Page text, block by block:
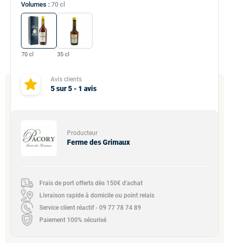
Avis clients
5sur5 - 1 avis
Volumes : 70 cl
70 cl 35 cl
Producteur
Ferme des Grimaux
Frais de port offerts dès 150€ d'achat
Livraison rapide à domicile ou point relais
Service client réactif - 09 77 78 74 89
Paiement 100% sécurisé